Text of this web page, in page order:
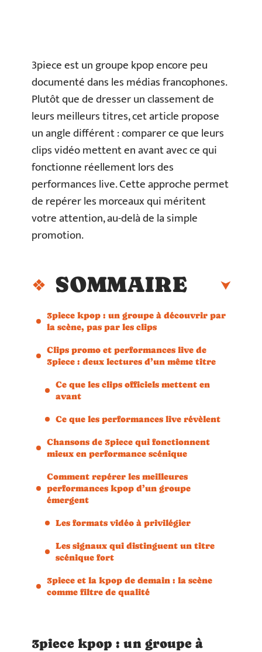
3piece est un groupe kpop encore peu
documenté dans les médias francophones.
Plutôt que de dresser un classement de
leurs meilleurs titres, cet article propose
un angle différent : comparer ce que leurs
clips vidéo mettent en avant avec ce qui
fonctionne réellement lors des
performances live. Cette approche permet
de repérer les morceaux qui méritent
votre attention, au-delà de la simple
promotion.
SOMMAIRE
3piece kpop : un groupe à découvrir par
la scène, pas par les clips
Clips promo et performances live de
3piece : deux lectures d’un même titre
Ce que les clips officiels mettent en
avant
Ce que les performances live révèlent
Chansons de 3piece qui fonctionnent
mieux en performance scénique
Comment repérer les meilleures
performances kpop d’un groupe
émergent
Les formats vidéo à privilégier
Les signaux qui distinguent un titre
scénique fort
3piece et la kpop de demain : la scène
comme filtre de qualité
3piece kpop : un groupe à